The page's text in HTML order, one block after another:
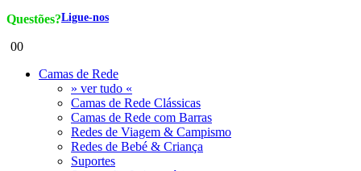
Questões?Ligue-nos
00
Camas de Rede
» ver tudo «
Camas de Rede Clássicas
Camas de Rede com Barras
Redes de Viagem & Campismo
Redes de Bebé & Criança
Suportes